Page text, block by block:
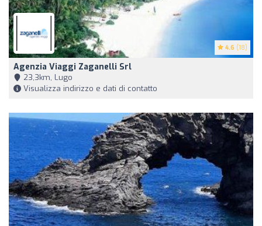
4.6 (18)
Agenzia Viaggi Zaganelli Srl
23,3km, Lugo
Visualizza indirizzo e dati di contatto